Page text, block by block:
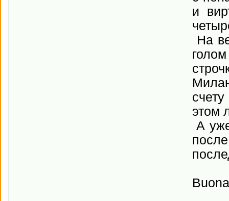
и
На
этом
А